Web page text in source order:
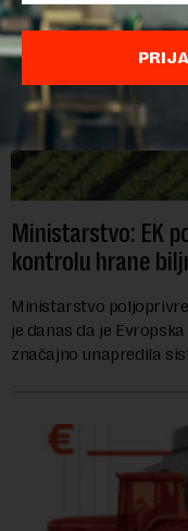
Ministarstvo: EK
kontrolu hrane
Ministarstvo
je danas da je
značajno unapredila